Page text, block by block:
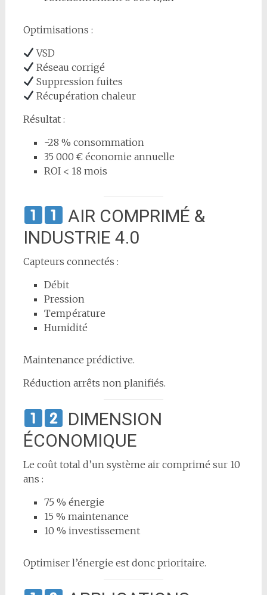
Optimisations :
VSD
Réseau corrigé
Suppression fuites
Récupération chaleur
Résultat :
-28 % consommation
35 000 € économie annuelle
ROI < 18 mois
AIR COMPRIMÉ &
INDUSTRIE 4.0
Capteurs connectés :
Débit
Pression
Température
Humidité
Maintenance prédictive.
Réduction arrêts non planifiés.
DIMENSION
ÉCONOMIQUE
Le coût total d’un système air comprimé sur 10
ans :
75 % énergie
15 % maintenance
10 % investissement
Optimiser l’énergie est donc prioritaire.